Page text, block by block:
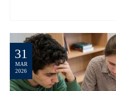
31
MAR
2026